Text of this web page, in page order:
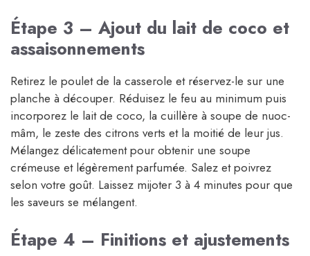
Étape 3 – Ajout du lait de coco et
assaisonnements
Retirez le poulet de la casserole et réservez-le sur une
planche à découper. Réduisez le feu au minimum puis
incorporez le lait de coco, la cuillère à soupe de nuoc-
mâm, le zeste des citrons verts et la moitié de leur jus.
Mélangez délicatement pour obtenir une soupe
crémeuse et légèrement parfumée. Salez et poivrez
selon votre goût. Laissez mijoter 3 à 4 minutes pour que
les saveurs se mélangent.
Étape 4 – Finitions et ajustements